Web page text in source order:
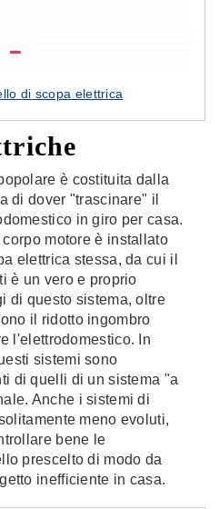
di scopa elettrica
è costituita dalla
di dover "trascinare" il
in giro per casa.
motore è installato
elettrica stessa, da cui il
è un vero e proprio
di questo sistema, oltre
il ridotto ingombro
l'elettrodomestico. In
sistemi sono
di quelli di un sistema "a
Anche i sistemi di
meno evoluti,
bene le
prescelto di modo da
inefficiente in casa.